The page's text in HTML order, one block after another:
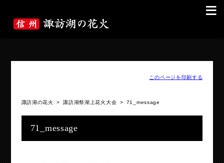
≡
このページを印刷する
諏訪湖の花火 >諏訪湖祭湖上花火大会 > 71_message
71_message